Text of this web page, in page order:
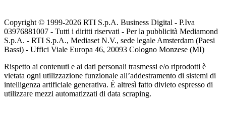
Copyright © 1999-2026 RTI S.p.A. Business Digital - P.Iva
03976881007 - Tutti i diritti riservati - Per la pubblicità Mediamond
S.p.A. - RTI S.p.A., Mediaset N.V., sede legale Amsterdam (Paesi
Bassi) - Uffici Viale Europa 46, 20093 Cologno Monzese (MI)
Rispetto ai contenuti e ai dati personali trasmessi e/o riprodotti è
vietata ogni utilizzazione funzionale all’addestramento di sistemi di
intelligenza artificiale generativa. È altresì fatto divieto espresso di
utilizzare mezzi automatizzati di data scraping.